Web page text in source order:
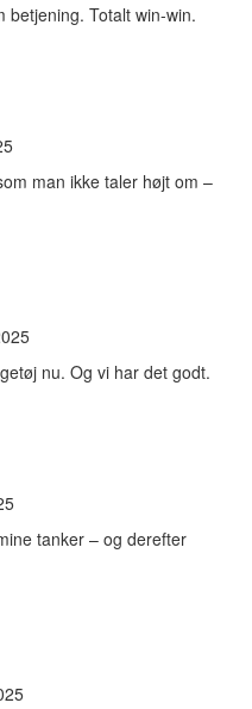
Totalt win-win.
man ikke taler højt om –
nu. Og vi har det godt.
tanker – og derefter